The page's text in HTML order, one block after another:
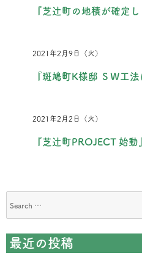
『芝辻町の地積が確定し
2021年2月9日（火）
『斑鳩町K様邸 ＳＷ工法
2021年2月2日（火）
『芝辻町PROJECT 始動
最近の投稿